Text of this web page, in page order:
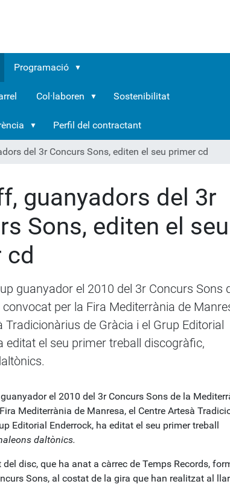
Programació
Col·laboren Sostenibilitat
Perfil del contractant
del 3r Concurs Sons, editen el seu primer cd
guanyadors del 3r
Sons, editen el seu
cd
guanyador el 2010 del 3r Concurs Sons
per la Fira Mediterrània de
Tradicionàrius de Gràcia i el Grup Editorial
editat el seu primer treball discogràfic,
el 2010 del 3r Concurs Sons de la
Mediterrània de Manresa, el Centre Artesà
Editorial Enderrock, ha editat el seu primer treball
daltònics.
del disc, que ha anat a càrrec de Temps Records,
Sons, al costat de la gira que han realitzat al